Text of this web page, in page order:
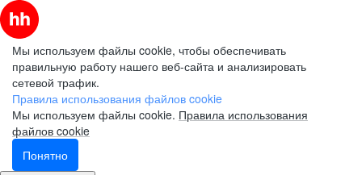
Мы используем файлы cookie, чтобы обеспечивать
правильную работу нашего веб-сайта и анализировать
сетевой трафик.
Правила использования файлов cookie
Мы используем файлы cookie. Правила использования
файлов cookie
Понятно